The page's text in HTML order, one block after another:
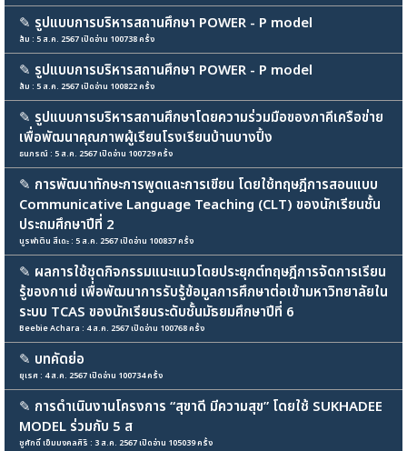
✎ รูปแบบการบริหารสถานศึกษา POWER - P model
ส้ม : 5 ส.ค. 2567 เปิดอ่าน 100738 ครั้ง
✎ รูปแบบการบริหารสถานศึกษา POWER - P model
ส้ม : 5 ส.ค. 2567 เปิดอ่าน 100822 ครั้ง
✎ รูปแบบการบริหารสถานศึกษาโดยความร่วมมือของภาคีเครือข่าย
เพื่อพัฒนาคุณภาพผู้เรียนโรงเรียนบ้านบางปิ้ง
ธนภรณ์ : 5 ส.ค. 2567 เปิดอ่าน 100729 ครั้ง
✎ การพัฒนาทักษะการพูดและการเขียน โดยใช้ทฤษฎีการสอนแบบ
Communicative Language Teaching (CLT) ของนักเรียนชั้น
ประถมศึกษาปีที่ 2
นูรฟาติน สีเดะ : 5 ส.ค. 2567 เปิดอ่าน 100837 ครั้ง
✎ ผลการใช้ชุดกิจกรรมแนะแนวโดยประยุกต์ทฤษฎีการจัดการเรียน
รู้ของกาเย่ เพื่อพัฒนาการรับรู้ข้อมูลการศึกษาต่อเข้ามหาวิทยาลัยใน
ระบบ TCAS ของนักเรียนระดับชั้นมัธยมศึกษาปีที่ 6
Beebie Achara : 4 ส.ค. 2567 เปิดอ่าน 100768 ครั้ง
✎ บทคัดย่อ
ยุเรศ : 4 ส.ค. 2567 เปิดอ่าน 100734 ครั้ง
✎ การดำเนินงานโครงการ “สุขาดี มีความสุข” โดยใช้ SUKHADEE
MODEL ร่วมกับ 5 ส
ชูศักดิ์ เข็มมงคลศิริ : 3 ส.ค. 2567 เปิดอ่าน 105039 ครั้ง